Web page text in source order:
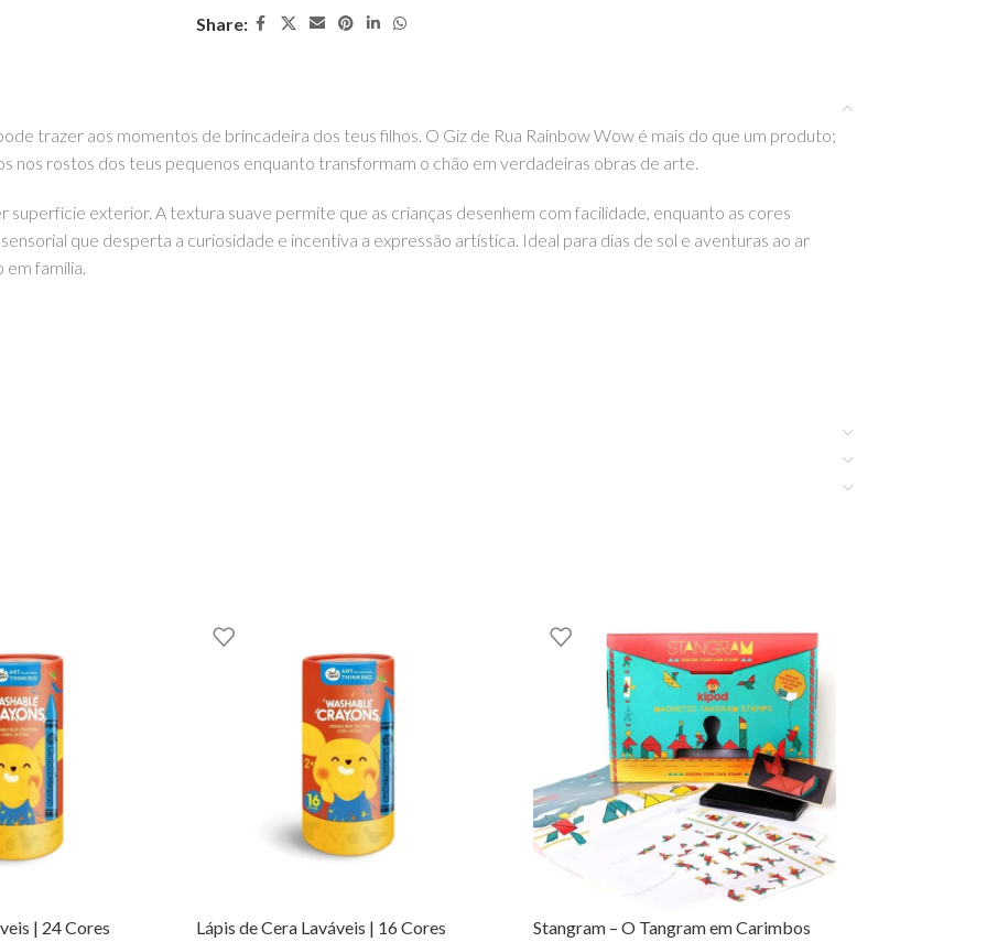
Share:
trazer aos momentos de brincadeira dos teus filhos. O Giz de Rua Rainbow Wow é mais do que um produto;
nos rostos dos teus pequenos enquanto transformam o chão em verdadeiras obras de arte.
exterior. A textura suave permite que as crianças desenhem com facilidade, enquanto as cores
que desperta a curiosidade e incentiva a expressão artística. Ideal para dias de sol e aventuras ao ar
em família.
criando memórias que durarão para sempre.
| 24 Cores Lápis de Cera Laváveis | 16 Cores Stangram – O Tangram em Carimbos